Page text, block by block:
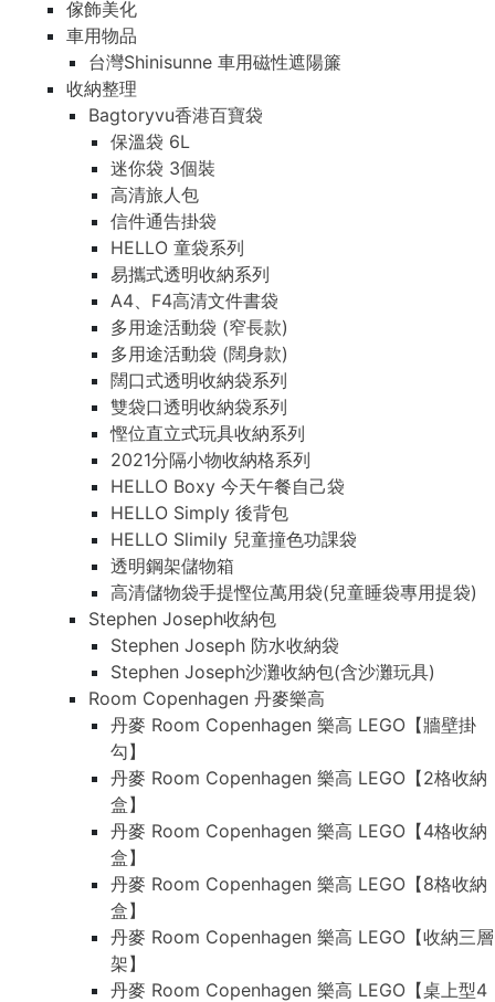
傢飾美化
車用物品
台灣Shinisunne 車用磁性遮陽簾
收納整理
Bagtoryvu香港百寶袋
保溫袋 6L
迷你袋 3個裝
高清旅人包
信件通告掛袋
HELLO 童袋系列
易攜式透明收納系列
A4、F4高清文件書袋
多用途活動袋 (窄長款)
多用途活動袋 (闊身款)
闊口式透明收納袋系列
雙袋口透明收納袋系列
慳位直立式玩具收納系列
2021分隔小物收納格系列
HELLO Boxy 今天午餐自己袋
HELLO Simply 後背包
HELLO Slimily 兒童撞色功課袋
透明鋼架儲物箱
高清儲物袋手提慳位萬用袋(兒童睡袋專用提袋)
Stephen Joseph收納包
Stephen Joseph 防水收納袋
Stephen Joseph沙灘收納包(含沙灘玩具)
Room Copenhagen 丹麥樂高
丹麥 Room Copenhagen 樂高 LEGO【牆壁掛
勾】
丹麥 Room Copenhagen 樂高 LEGO【2格收納
盒】
丹麥 Room Copenhagen 樂高 LEGO【4格收納
盒】
丹麥 Room Copenhagen 樂高 LEGO【8格收納
盒】
丹麥 Room Copenhagen 樂高 LEGO【收納三層
架】
丹麥 Room Copenhagen 樂高 LEGO【桌上型4